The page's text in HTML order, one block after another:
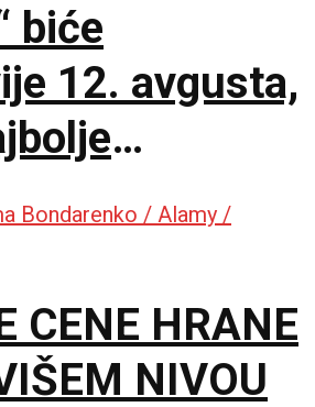
biće
12. avgusta,
CENE HRANE
NIVOU